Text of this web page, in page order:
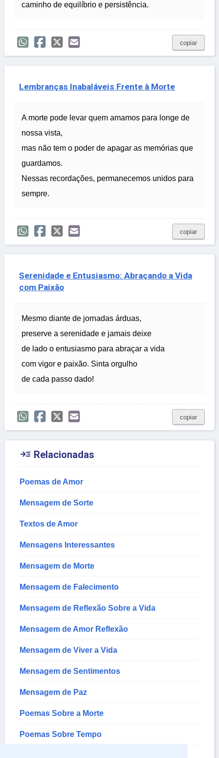
caminho de equilíbrio e persistência.
copiar
Lembranças Inabaláveis Frente à Morte
A morte pode levar quem amamos para longe de
nossa vista,
mas não tem o poder de apagar as memórias que
guardamos.
Nessas recordações, permanecemos unidos para
sempre.
copiar
Serenidade e Entusiasmo: Abraçando a Vida
com Paixão
Mesmo diante de jornadas árduas,
preserve a serenidade e jamais deixe
de lado o entusiasmo para abraçar a vida
com vigor e paixão. Sinta orgulho
de cada passo dado!
copiar
 Relacionadas
Poemas de Amor
Mensagem de Sorte
Textos de Amor
Mensagens Interessantes
Mensagem de Morte
Mensagem de Falecimento
Mensagem de Reflexão Sobre a Vida
Mensagem de Amor Reflexão
Mensagem de Viver a Vida
Mensagem de Sentimentos
Mensagem de Paz
Poemas Sobre a Morte
Poemas Sobre Tempo